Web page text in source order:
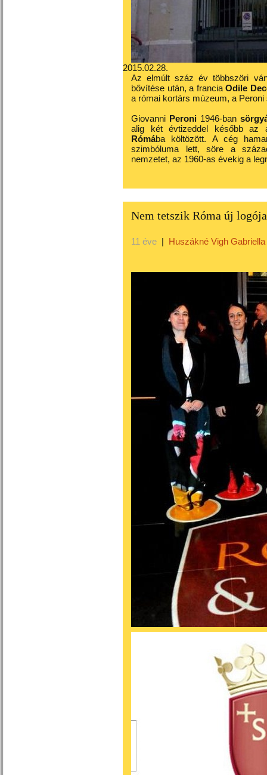
2015.02.28.
Az elmúlt száz év többszöri
bővítése után, a franciaOdile
a római kortárs múzeum, a
Giovanni Peroni 1946-ban
alig két évtizeddel később az
Rómába költözött. A cég
szimbóluma lett, söre a
nemzetet, az 1960-as évekig a
Nem tetszik Róma új
11 éve | Huszákné Vigh Gabriella